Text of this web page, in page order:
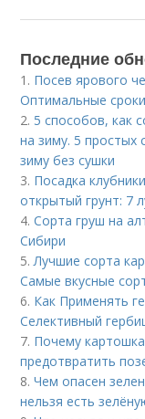
Последние
1. Посев ярового
Оптимальные
2. 5 способов, как
на зиму. 5 простых
зиму без сушки
3. Посадка
открытый грунт: 7
4.Сорта груш на
Сибири
5.Лучшие сорта
Самые вкусные
6. Как Применять
Селективный
7. Почему
предотвратить
8.Чем опасен
нельзя есть